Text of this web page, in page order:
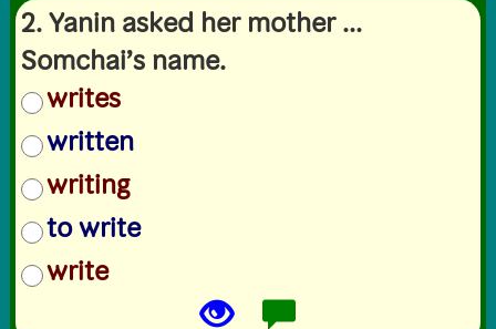
2. Yanin asked her mother ...
Somchai’s name.
writes
written
writing
to write
write